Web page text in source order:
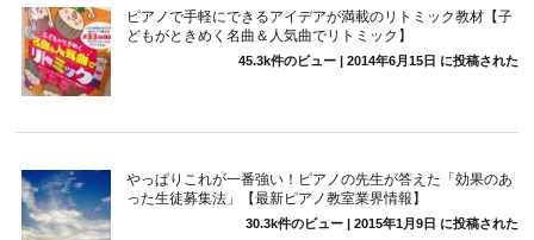
ピアノで手軽にできるアイデアが満載のリトミック教材【子
どもがときめく名曲＆人気曲でリトミック】
45.3k件のビュー| 2014年6月15日 に投稿された
やっぱりこれが一番強い！ピアノの先生が答えた「効果のあ
った生徒募集法」【最新ピアノ教室業界情報】
30.3k件のビュー| 2015年1月9日 に投稿された